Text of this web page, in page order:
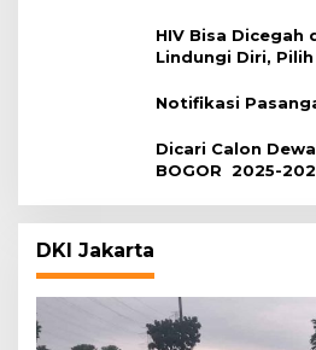
HIV Bisa Dicegah
Lindungi Diri,
Notifikasi
Dicari Calon
BOGOR 2025-
DKI Jakarta